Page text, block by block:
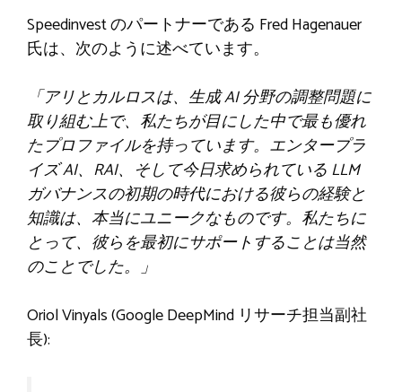
Speedinvest のパートナーである Fred Hagenauer
氏は、次のように述べています。
「アリとカルロスは、生成 AI 分野の調整問題に
取り組む上で、私たちが目にした中で最も優れ
たプロファイルを持っています。エンタープラ
イズ AI、RAI、そして今日求められている LLM
ガバナンスの初期の時代における彼らの経験と
知識は、本当にユニークなものです。私たちに
とって、彼らを最初にサポートすることは当然
のことでした。」
Oriol Vinyals (Google DeepMind リサーチ担当副社
長):